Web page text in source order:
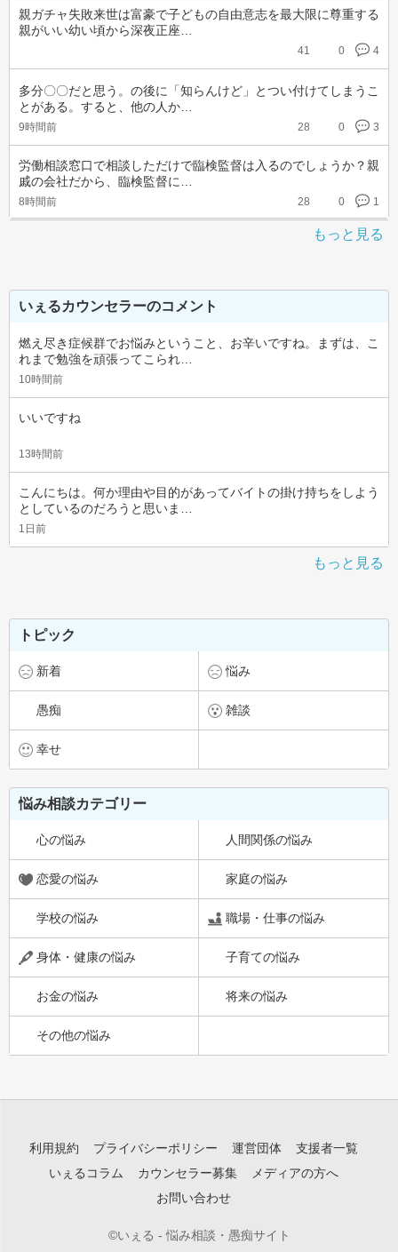
親ガチャ失敗来世は富豪で子どもの自由意志を最大限に尊重する
親がいい幼い頃から深夜正座…
41 0 4
多分〇〇だと思う。の後に「知らんけど」とつい付けてしまうこ
とがある。すると、他の人か…
9時間前 28 0 3
労働相談窓口で相談しただけで臨検監督は入るのでしょうか？親
戚の会社だから、臨検監督に…
8時間前 28 0 1
もっと見る
いぇるカウンセラーのコメント
燃え尽き症候群でお悩みということ、お辛いですね。まずは、こ
れまで勉強を頑張ってこられ…
10時間前
いいですね
13時間前
こんにちは。何か理由や目的があってバイトの掛け持ちをしよう
としているのだろうと思いま…
1日前
もっと見る
トピック
新着 悩み
愚痴 雑談
幸せ
悩み相談カテゴリー
心の悩み 人間関係の悩み
恋愛の悩み 家庭の悩み
学校の悩み 職場・仕事の悩み
身体・健康の悩み 子育ての悩み
お金の悩み 将来の悩み
その他の悩み
利用規約 プライバシーポリシー 運営団体
支援者一覧
いぇるコラム
カウンセラー募集
メディアの方へ
お問い合わせ
©いぇる - 悩み相談・愚痴サイト